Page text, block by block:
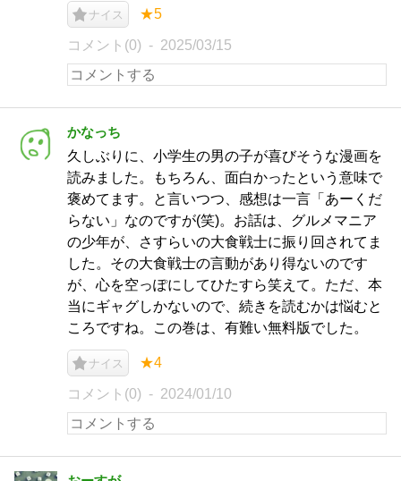
ナイス ★5
コメント(0) 2025/03/15
かなっち
久しぶりに、小学生の男の子が喜びそうな漫画を
読みました。もちろん、面白かったという意味で
褒めてます。と言いつつ、感想は一言「あーくだ
らない」なのですが(笑)。お話は、グルメマニア
の少年が、さすらいの大食戦士に振り回されてま
した。その大食戦士の言動があり得ないのです
が、心を空っぽにしてひたすら笑えて。ただ、本
当にギャグしかないので、続きを読むかは悩むと
ころですね。この巻は、有難い無料版でした。
ナイス ★4
コメント(0) 2024/01/10